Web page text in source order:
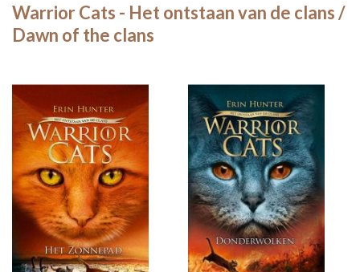
Warrior Cats - Het ontstaan van de clans /
Dawn of the clans